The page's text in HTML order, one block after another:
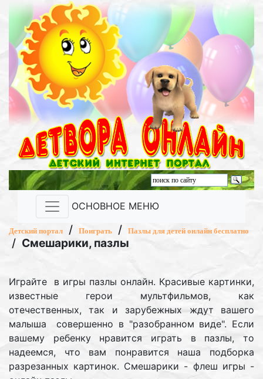
ОСНОВНОЕ МЕНЮ
Детский портал / Поиграть / Пазлы для детей онлайн бесплатно
/ Смешарики, пазлы
Играйте в игры пазлы онлайн. Красивые картинки,
известные герои мультфильмов, как
отечественных, так и зарубежных ждут вашего
малыша совершенно в "разобранном виде". Если
вашему ребенку нравится играть в пазлы, то
надеемся, что вам понравится наша подборка
разрезанных картинок. Смешарики - флеш игры -